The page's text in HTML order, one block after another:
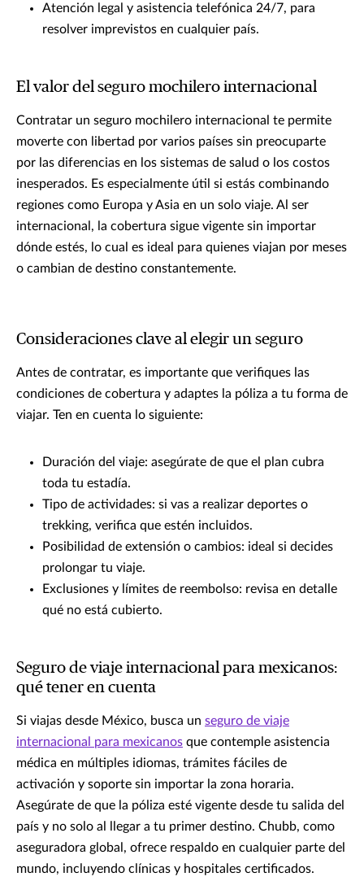
Atención legal y asistencia telefónica 24/7, para
resolver imprevistos en cualquier país.
El valor del seguro mochilero internacional
Contratar un seguro mochilero internacional te permite
moverte con libertad por varios países sin preocuparte
por las diferencias en los sistemas de salud o los costos
inesperados. Es especialmente útil si estás combinando
regiones como Europa y Asia en un solo viaje. Al ser
internacional, la cobertura sigue vigente sin importar
dónde estés, lo cual es ideal para quienes viajan por meses
o cambian de destino constantemente.
Consideraciones clave al elegir un seguro
Antes de contratar, es importante que verifiques las
condiciones de cobertura y adaptes la póliza a tu forma de
viajar. Ten en cuenta lo siguiente:
Duración del viaje: asegúrate de que el plan cubra
toda tu estadía.
Tipo de actividades: si vas a realizar deportes o
trekking, verifica que estén incluidos.
Posibilidad de extensión o cambios: ideal si decides
prolongar tu viaje.
Exclusiones y límites de reembolso: revisa en detalle
qué no está cubierto.
Seguro de viaje internacional para mexicanos:
qué tener en cuenta
Si viajas desde México, busca un seguro de viaje
internacional para mexicanos que contemple asistencia
médica en múltiples idiomas, trámites fáciles de
activación y soporte sin importar la zona horaria.
Asegúrate de que la póliza esté vigente desde tu salida del
país y no solo al llegar a tu primer destino. Chubb, como
aseguradora global, ofrece respaldo en cualquier parte del
mundo, incluyendo clínicas y hospitales certificados.